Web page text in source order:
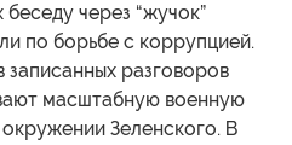
через “жучок”
по борьбе с коррупцией.
разговоров
масштабную военную
Зеленского. В